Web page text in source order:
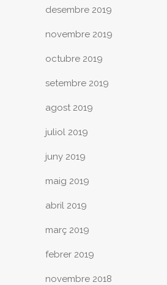
desembre 2019
novembre 2019
octubre 2019
setembre 2019
agost 2019
juliol 2019
juny 2019
maig 2019
abril 2019
març 2019
febrer 2019
novembre 2018